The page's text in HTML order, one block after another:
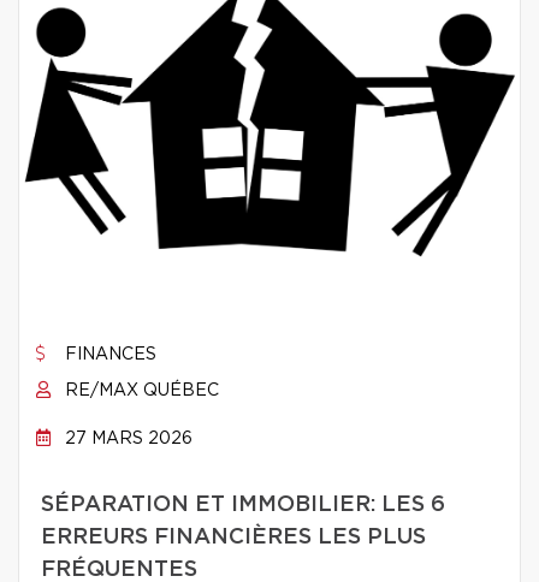
FINANCES
RE/MAX QUÉBEC
27 MARS 2026
SÉPARATION ET IMMOBILIER: LES 6
ERREURS FINANCIÈRES LES PLUS
FRÉQUENTES